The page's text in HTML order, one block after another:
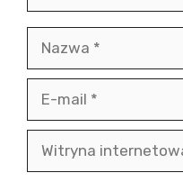
internetowa